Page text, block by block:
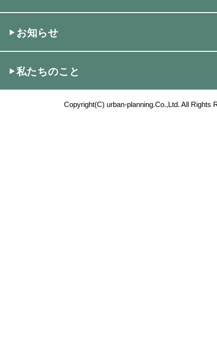
お知らせ
私たちのこと
Copyright(C) urban-planning.Co.,Ltd. All Rights